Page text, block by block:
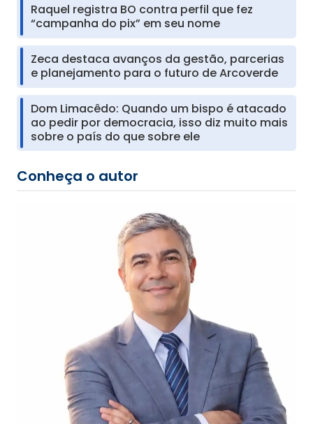
Raquel registra BO contra perfil que fez
“campanha do pix” em seu nome
Zeca destaca avanços da gestão, parcerias
e planejamento para o futuro de Arcoverde
Dom Limacêdo: Quando um bispo é atacado
ao pedir por democracia, isso diz muito mais
sobre o país do que sobre ele
Conheça o autor